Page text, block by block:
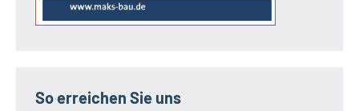
So erreichen Sie uns